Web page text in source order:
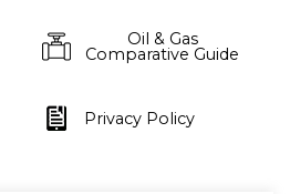
Oil & Gas
Comparative Guide
Privacy Policy